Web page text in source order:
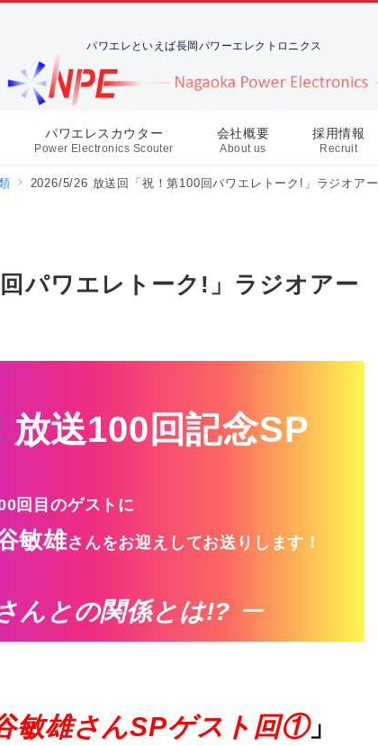
パワエレといえば長岡パワーエレクトロニクス
パワエレスカウター
Power Electronics Scouter
会社概要
About us
採用情報
Recruit
2026/5/26 放送回「祝！第100回パワエレトーク!」ラジオアー
パワエレトーク!」ラジオアー
送100回記念SP
回目のゲストに
敏雄さんをお迎えしてお送りします！
んとの関係とは!? ー
敏雄さんSPゲスト回①」